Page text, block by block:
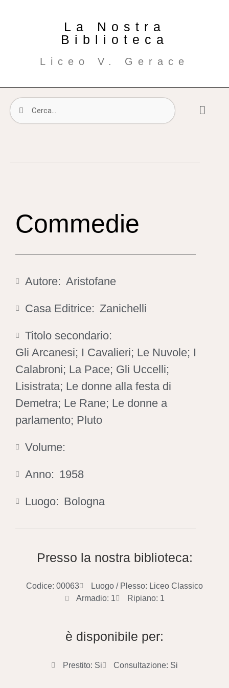
La Nostra
Biblioteca
Liceo V. Gerace
Commedie
Autore: Aristofane
Casa Editrice: Zanichelli
Titolo secondario:
Gli Arcanesi; I Cavalieri; Le Nuvole; I
Calabroni; La Pace; Gli Uccelli;
Lisistrata; Le donne alla festa di
Demetra; Le Rane; Le donne a
parlamento; Pluto
Volume:
Anno: 1958
Luogo: Bologna
Presso la nostra biblioteca:
Codice: 00063
Luogo / Plesso: Liceo Classico
Armadio: 1
Ripiano: 1
è disponibile per:
Prestito: Si Consultazione: Si